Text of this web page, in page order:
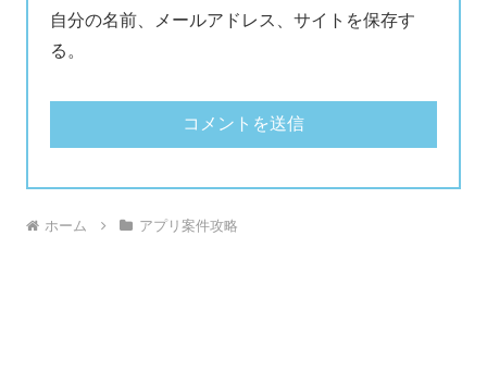
自分の名前、メールアドレス、サイトを保存す
る。
ホーム アプリ案件攻略